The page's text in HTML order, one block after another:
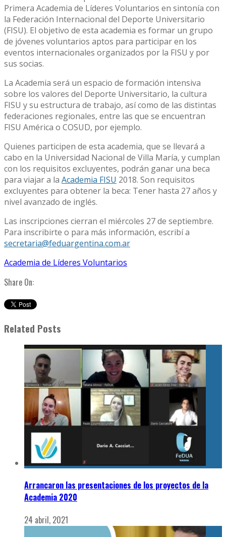
Primera Academia de Líderes Voluntarios en sintonía con
la Federación Internacional del Deporte Universitario
(FISU). El objetivo de esta academia es formar un grupo
de jóvenes voluntarios aptos para participar en los
eventos internacionales organizados por la FISU y por
sus socias.
La Academia será un espacio de formación intensiva
sobre los valores del Deporte Universitario, la cultura
FISU y su estructura de trabajo, así como de las distintas
federaciones regionales, entre las que se encuentran
FISU América o COSUD, por ejemplo.
Quienes participen de esta academia, que se llevará a
cabo en la Universidad Nacional de Villa María, y cumplan
con los requisitos excluyentes, podrán ganar una beca
para viajar a la Academia FISU 2018. Son requisitos
excluyentes para obtener la beca: Tener hasta 27 años y
nivel avanzado de inglés.
Las inscripciones cierran el miércoles 27 de septiembre.
Para inscribirte o para más información, escribí a
secretaria@feduargentina.com.ar
Academia de Líderes Voluntarios
Share On:
Related Posts
Arrancaron las presentaciones de los proyectos de la
Academia 2020
24 abril, 2021